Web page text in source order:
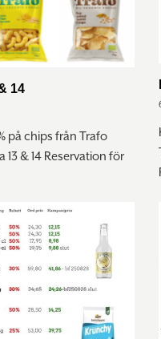
14
på chips från Trafo
& 14 Reservation för